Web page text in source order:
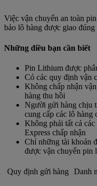
Việc vận chuyển an toàn
bảo lô hàng được giao
Những điều bạn cần biết
Pin Lithium được
Có các quy định vận
Không chấp nhận
hàng thu hồi
Người gửi hàng chịu
cung cấp các lô hàng
Không phải tất cả
Express chấp nhận
Chỉ những tài khoản
được vận chuyển pin
Quy định gửi hàng Danh